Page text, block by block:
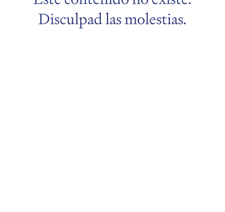
Disculpad las molestias.